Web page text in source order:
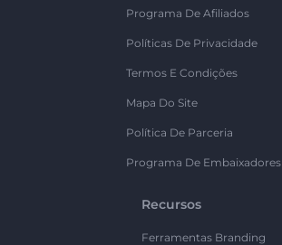
Programa De Afiliados
Políticas De Privacidade
Termos E Condições
Mapa Do Site
Política De Parceria
Programa De Embaixadores
Recursos
Ferramentas Branding